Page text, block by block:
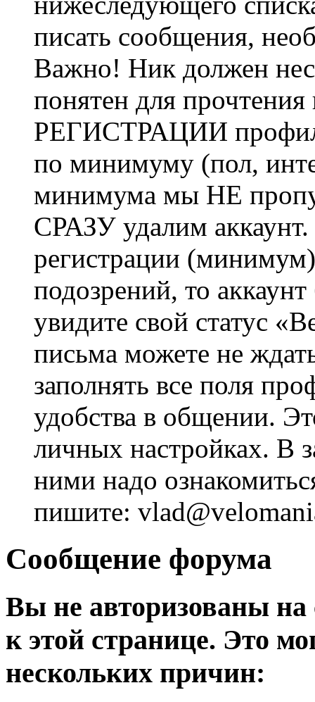
писать сообщения,
Важно! Ник должен
понятен для
РЕГИСТРАЦИИ профиль
по минимуму (пол,
минимума мы НЕ
СРАЗУ удалим
регистрации
подозрений, то
увидите свой статус
письма можете не
заполнять все поля
удобства в общении.
личных настройках. В
ними надо
пишите:
Сообщение форума
Вы не авторизованы на
к этой странице. Это
нескольких причин: